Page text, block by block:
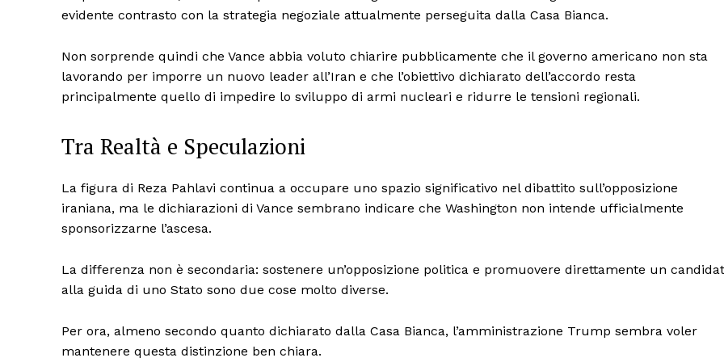
evidente contrasto con la strategia negoziale attualmente perseguita dalla Casa Bianca.
Non sorprende quindi che Vance abbia voluto chiarire pubblicamente che il governo americano non sta
lavorando per imporre un nuovo leader all’Iran e che l’obiettivo dichiarato dell’accordo resta
principalmente quello di impedire lo sviluppo di armi nucleari e ridurre le tensioni regionali.
Tra Realtà e Speculazioni
La figura di Reza Pahlavi continua a occupare uno spazio significativo nel dibattito sull’opposizione
iraniana, ma le dichiarazioni di Vance sembrano indicare che Washington non intende ufficialmente
sponsorizzarne l’ascesa.
La differenza non è secondaria: sostenere un’opposizione politica e promuovere direttamente un
alla guida di uno Stato sono due cose molto diverse.
Per ora, almeno secondo quanto dichiarato dalla Casa Bianca, l’amministrazione Trump sembra voler
mantenere questa distinzione ben chiara.